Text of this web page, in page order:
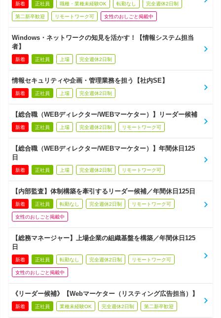
新着 正社員 職種・業種未経験OK 転勤なし 完全週休2日制
第二新卒歓迎 リモートワーク可 女性のおしごと掲載中
Windows・ネットワークの知見を活かす！【情報システム担当
者】
新着 正社員 上場 完全週休2日制
情報セキュリティや企画・管理業務を担う【社内SE】
新着 正社員 上場 完全週休2日制
【総合職（WEBディレクター/WEBマーケター）】リーダー候補
新着 正社員 上場 完全週休2日制 リモートワーク可
【総合職（WEBディレクター/WEBマーケター）】年間休日125
日
新着 正社員 上場 完全週休2日制 リモートワーク可
【内部監査】体制構築を牽引するリーダー候補／年間休日125日
新着 正社員 転勤なし 完全週休2日制 リモートワーク可
女性のおしごと掲載中
【総務マネージャー】上場企業の組織基盤を構築／年間休日125
日
新着 正社員 転勤なし 完全週休2日制 リモートワーク可
女性のおしごと掲載中
《リーダー候補》【Webマーケター（リスティング広告担当）】
新着 正社員 業種未経験OK 完全週休2日制 第二新卒歓迎